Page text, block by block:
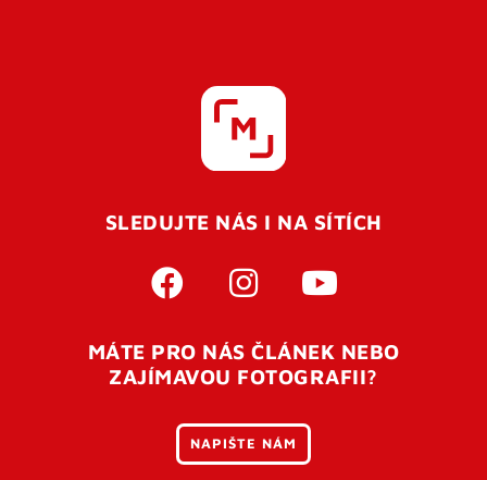
SLEDUJTE NÁS I NA SÍTÍCH
MÁTE PRO NÁS ČLÁNEK NEBO
ZAJÍMAVOU FOTOGRAFII?
NAPIŠTE NÁM